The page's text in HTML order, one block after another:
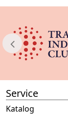
Service
Katalog